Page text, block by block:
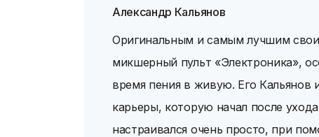
Александр Кальянов
Оригинальным и самым лучшим
микшерный пульт «Электроника»,
время пения в живую. Его Кальянов
карьеры, которую начал после
настраивался очень просто, при